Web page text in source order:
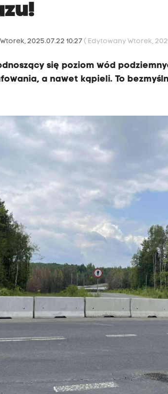
Wtorek, 2025.07.22 10:27( Edytowany Wtorek,
się poziom wód
a nawet kąpieli. To